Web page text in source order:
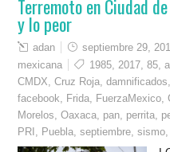
Terremoto en Ciudad
y lo peor
adan septiembre 29,
mexicana
1985 2017 ,85 ,
CMDX ,Cruz Roja ,damnificados
facebook
Frida FuerzaMexico ,
Morelos ,Oaxaca pan perrita
PRI
Puebla ,septiembre ,sismo